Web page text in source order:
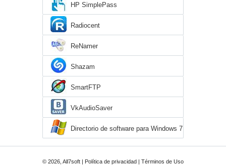
HP SimplePass
Radiocent
ReNamer
Shazam
SmartFTP
VkAudioSaver
Directorio de software para Windows 7
© 2026, All7soft | Política de privacidad | Términos de Uso